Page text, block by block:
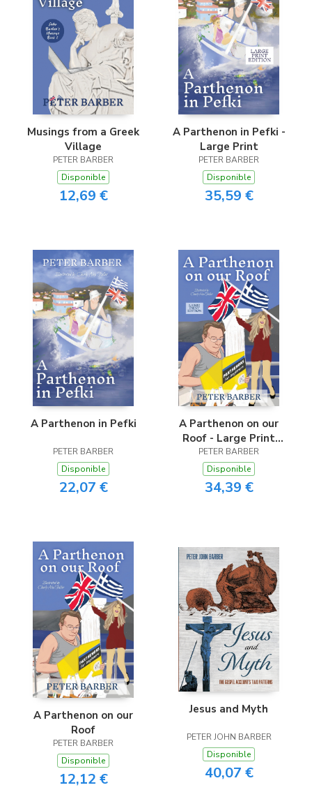
Musings from a Greek
Village
PETER BARBER
Disponible
12,69 €
A Parthenon in Pefki -
Large Print
PETER BARBER
Disponible
35,59 €
A Parthenon in Pefki
PETER BARBER
Disponible
22,07 €
A Parthenon on our
Roof - Large Print
Edition
PETER BARBER
Disponible
34,39 €
A Parthenon on our
Roof
PETER BARBER
Disponible
12,12 €
Jesus and Myth
PETER JOHN BARBER
Disponible
40,07 €